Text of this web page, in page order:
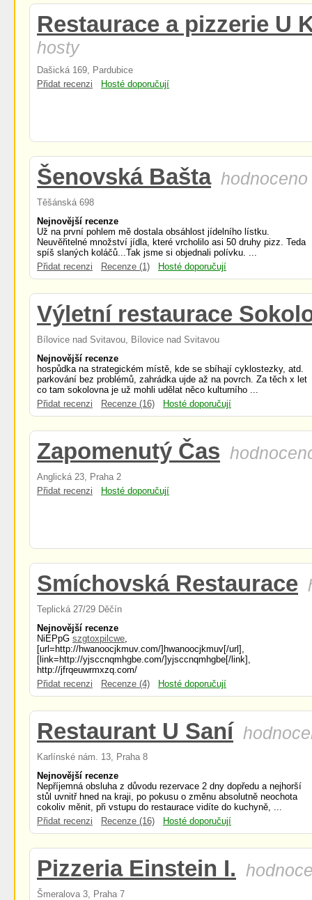
Restaurace a pizzerie U
hosty
Dašická 169, Pardubice
Přidat recenzi
Hosté doporučují
Šenovská Bašta
Těšánská 698
Nejnovější recenze
Už na první pohlem mě dostala obsáhlost jídelního lístku.
Neuvěřitelné množství jídla, které vrcholilo asi 50 druhy pizz. Teda
spíš slaných koláčů...Tak jsme si objednali polívku. ...
Přidat recenzi
Recenze (1) Hosté doporučují
Výletní restaurace
Bílovice nad Svitavou, Bílovice nad Svitavou
Nejnovější recenze
hospůdka na strategickém místě, kde se sbíhají cyklostezky, atd.
parkování bez problémů, zahrádka ujde až na povrch. Za těch x let
co tam sokolovna je už mohli udělat něco kulturního ...
Přidat recenzi
Recenze (16) Hosté doporučují
Zapomenutý Čas
Anglická 23, Praha 2
Přidat recenzi
Hosté doporučují
Smíchovská Restaurace
Teplická 27/29 Děčín
Nejnovější recenze
NiEPpG szgtoxpilcwe,
[url=http://hwanoocjkmuv.com/]hwanoocjkmuv[/url],
[link=http://yjsccnqmhgbe.com/]yjsccnqmhgbe[/link],
http://jfrqeuwrmxzq.com/
Přidat recenzi
Recenze (4) Hosté doporučují
Restaurant U Saní
Karlínské nám. 13, Praha 8
Nejnovější recenze
Nepříjemná obsluha z důvodu rezervace 2 dny dopředu a nejhorší
stůl uvnitř hned na kraji, po pokusu o změnu absolutně neochota
cokoliv měnit, při vstupu do restaurace vidíte do kuchyně, ...
Přidat recenzi
Recenze (16) Hosté doporučují
Pizzeria Einstein I.
Šmeralova 3, Praha 7